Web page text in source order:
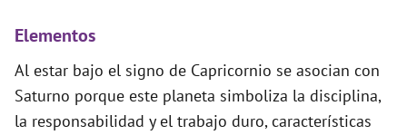
Elementos
Al estar bajo el signo de Capricornio se asocian con
Saturno porque este planeta simboliza la disciplina,
la responsabilidad y el trabajo duro, características